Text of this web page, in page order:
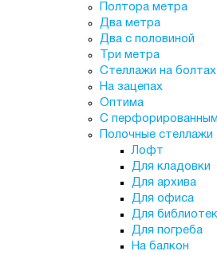
Полтора метра
Два метра
Два с половиной
Три метра
Стеллажи на болтах
На зацепах
Оптима
С
Полочные стеллажи
Лофт
Для кладовки
Для архива
Для офиса
Для
Для погреба
На балкон